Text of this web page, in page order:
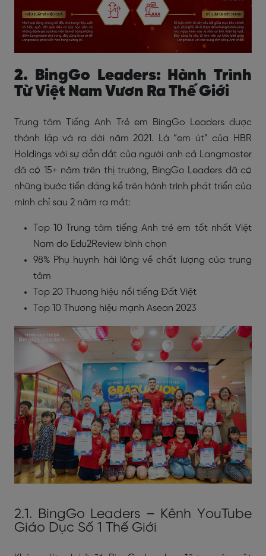
2. BingGo Leaders: Hành Trình
Từ Việt Nam Vươn Ra Thế Giới
Trung tâm Tiếng Anh Trẻ em BingGo Leaders được
thành lập và ra đời năm 2021. Là “em út” của HBR
Holdings với sự dẫn dắt của người anh cả Langmaster
đã có 15+ năm trên thị trường, BingGo Leaders đã có
những bước tiến đáng kể trên hành trình phát triển của
mình chỉ sau 2 năm ra mắt:
Top 10 Trung tâm tiếng Anh trẻ em tốt nhất Việt
Nam do Edu2Review bình chọn
98% Phụ huynh hài lòng về chất lượng của trung
tâm
Top 20 Thương hiệu nổi tiếng Đất Việt
Top 10 Thương hiệu mạnh Asean 2023
2.1. BingGo Leaders – Kênh YouTube
Giáo Dục Số 1 Thế Giới